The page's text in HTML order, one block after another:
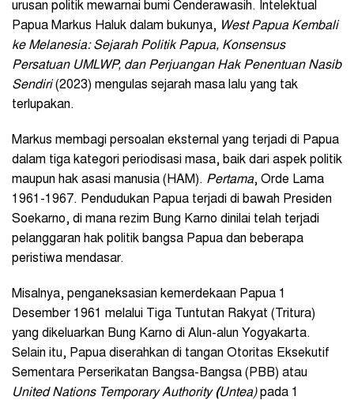
urusan politik mewarnai bumi Cenderawasih. Intelektual
Papua Markus Haluk dalam bukunya, West Papua Kembali
ke Melanesia: Sejarah Politik Papua, Konsensus
Persatuan UMLWP, dan Perjuangan Hak Penentuan Nasib
Sendiri(2023) mengulas sejarah masa lalu yang tak
terlupakan.
Markus membagi persoalan eksternal yang terjadi di Papua
dalam tiga kategori periodisasi masa, baik dari aspek politik
maupun hak asasi manusia (HAM). Pertama, Orde Lama
1961-1967. Pendudukan Papua terjadi di bawah Presiden
Soekarno, di mana rezim Bung Karno dinilai telah terjadi
pelanggaran hak politik bangsa Papua dan beberapa
peristiwa mendasar.
Misalnya, penganeksasian kemerdekaan Papua 1
Desember 1961 melalui Tiga Tuntutan Rakyat (Tritura)
yang dikeluarkan Bung Karno di Alun-alun Yogyakarta.
Selain itu, Papua diserahkan di tangan Otoritas Eksekutif
Sementara Perserikatan Bangsa-Bangsa (PBB) atau
United Nations Temporary Authority(Untea)pada 1